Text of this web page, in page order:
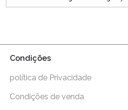
Condições
política de Privacidade
Condições de venda